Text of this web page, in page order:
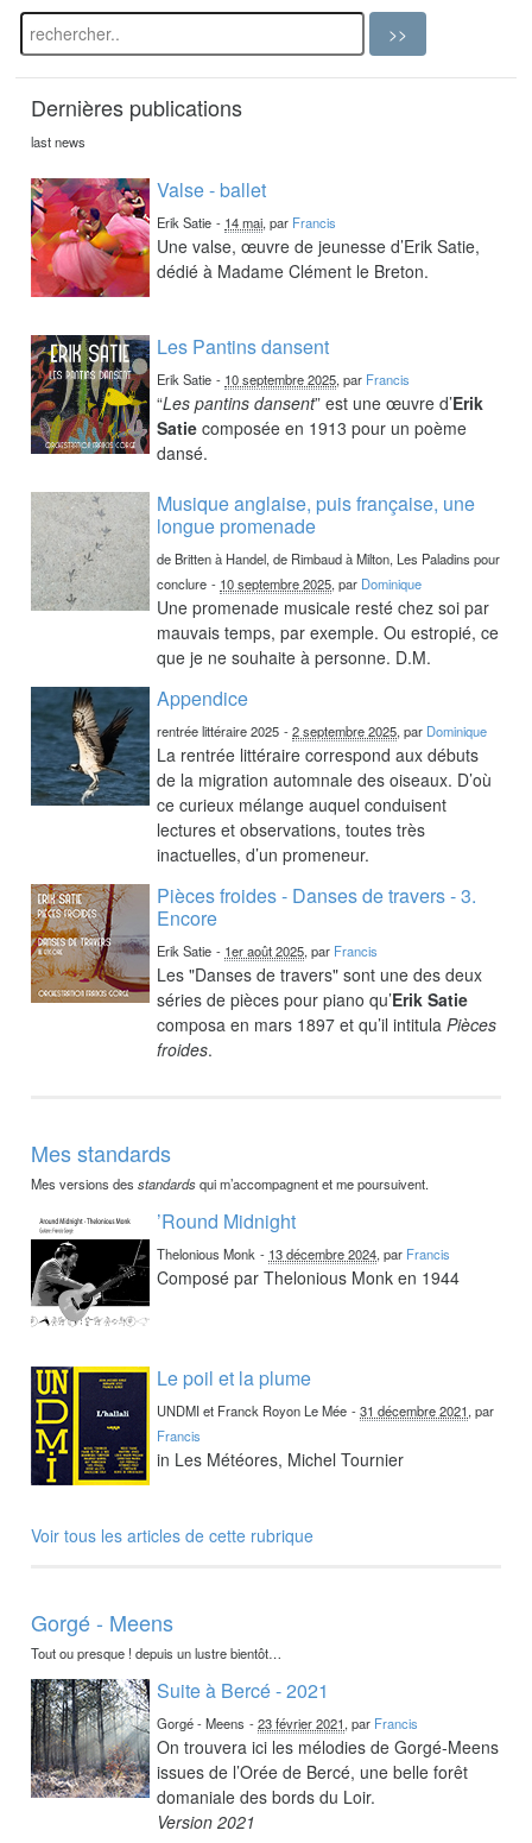
Dernières publications
last news
Valse - ballet
Erik Satie - 14 mai, par Francis
Une valse, œuvre de jeunesse d’Erik Satie,
dédié à Madame Clément le Breton.
Les Pantins dansent
Erik Satie - 10 septembre 2025, par Francis
“Les pantins dansent” est une œuvre d’Erik
Satie composée en 1913 pour un poème
dansé.
Musique anglaise, puis française, une
longue promenade
de Britten à Handel, de Rimbaud à Milton, Les Paladins pour
conclure - 10 septembre 2025, par Dominique
Une promenade musicale resté chez soi par
mauvais temps, par exemple. Ou estropié, ce
que je ne souhaite à personne. D.M.
Appendice
rentrée littéraire 2025 -2 septembre 2025, par Dominique
La rentrée littéraire correspond aux débuts
de la migration automnale des oiseaux. D’où
ce curieux mélange auquel conduisent
lectures et observations, toutes très
inactuelles, d’un promeneur.
Pièces froides - Danses de travers - 3.
Encore
Erik Satie - 1er août 2025, par Francis
Les "Danses de travers" sont une des deux
séries de pièces pour piano qu’Erik Satie
composa en mars 1897 et qu’il intitulaPièces
froides.
Mes standards
Mes versions desstandardsqui m’accompagnent et me poursuivent.
’Round Midnight
Thelonious Monk - 13 décembre 2024, par Francis
Composé par Thelonious Monk en 1944
Le poil et la plume
UNDMI et Franck Royon Le Mée -31 décembre 2021, par
Francis
in Les Météores, Michel Tournier
Voir tous les articles de cette rubrique
Gorgé - Meens
Tout ou presque ! depuis un lustre bientôt…
Suite à Bercé - 2021
Gorgé - Meens -23 février 2021, par Francis
On trouvera ici les mélodies de Gorgé-Meens
issues de l’Orée de Bercé, une belle forêt
domaniale des bords du Loir.
Version 2021